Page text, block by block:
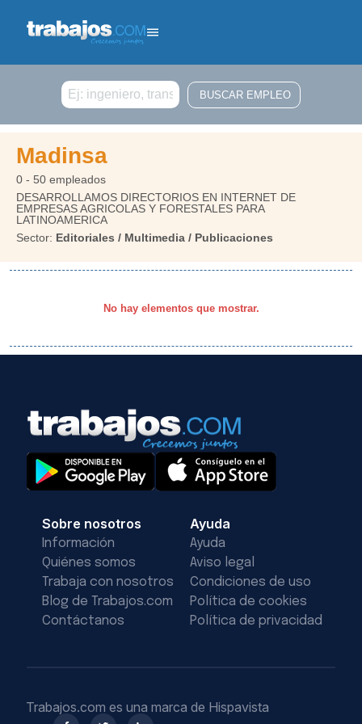
Buscar
Madinsa
0 - 50 empleados
DESARROLLAMOS DIRECTORIOS EN INTERNET DE
EMPRESAS AGRICOLAS Y FORESTALES PARA
LATINOAMERICA
Sector: Editoriales / Multimedia / Publicaciones
No hay elementos que mostrar.
Sobre nosotros
Información
Quiénes somos
Trabaja con nosotros
Blog de Trabajos.com
Contáctanos
Ayuda
Ayuda
Aviso legal
Condiciones de uso
Política de cookies
Política de privacidad
Trabajos.com es una marca de Hispavista